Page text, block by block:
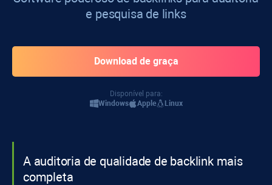
e pesquisa de links
Download de graça
Disponível para:
Windows
Apple Linux
A auditoria de qualidade de backlink mais
completa